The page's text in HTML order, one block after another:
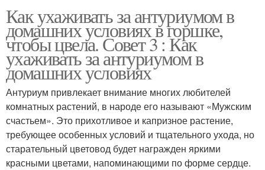
Как ухаживать за антуриумом в
домашних условиях в горшке,
чтобы цвела. Совет 3 : Как
ухаживать за антуриумом в
домашних условиях
Антуриум привлекает внимание многих любителей
комнатных растений, в народе его называют «Мужским
счастьем». Это прихотливое и капризное растение,
требующее особенных условий и тщательного ухода, но
старательный цветовод будет награжден яркими
красными цветами, напоминающими по форме сердце.